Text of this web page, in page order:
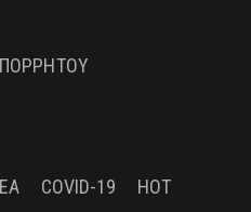
COVID-19
HOT